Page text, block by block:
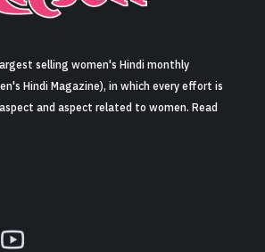
selling women's Hindi monthly
Hindi Magazine), in which every effort is
and aspect related to women. Read